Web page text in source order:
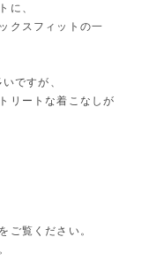
に、
クスフィットの一
ですが、
リートな着こなしが
ご覧ください。